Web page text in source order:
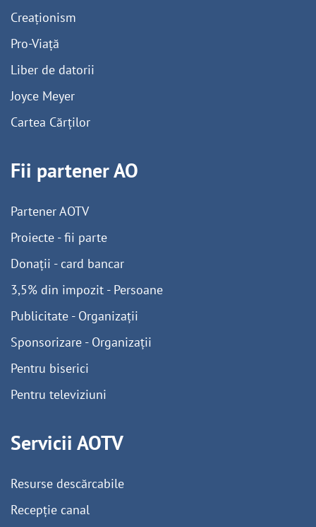
Creaționism
Pro-Viață
Liber de datorii
Joyce Meyer
Cartea Cărților
Fii partener AO
Partener AOTV
Proiecte - fii parte
Donații - card bancar
3,5% din impozit - Persoane
Publicitate - Organizații
Sponsorizare - Organizații
Pentru biserici
Pentru televiziuni
Servicii AOTV
Resurse descărcabile
Recepție canal